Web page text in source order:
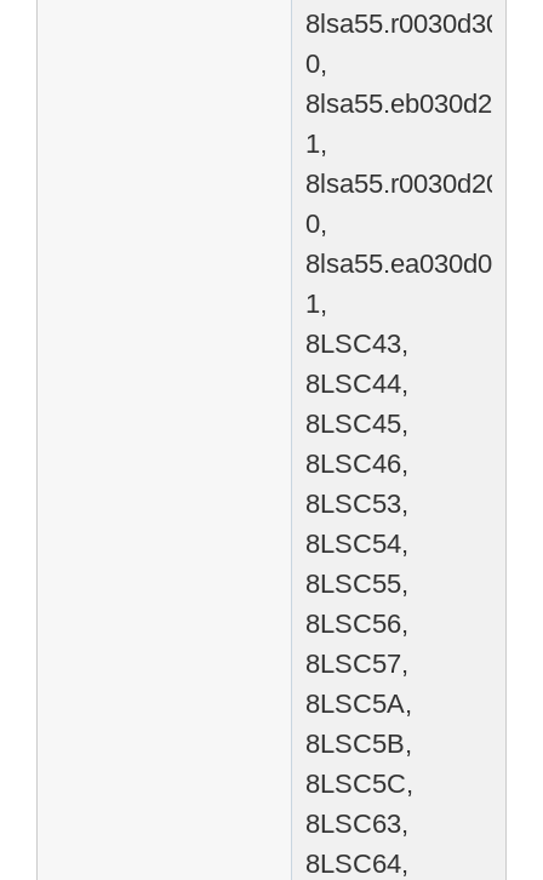
8lsa55.r0030d300-
0,
8lsa55.eb030d200-
1,
8lsa55.r0030d200-
0,
8lsa55.ea030d000-
1,
8LSC43,
8LSC44,
8LSC45,
8LSC46,
8LSC53,
8LSC54,
8LSC55,
8LSC56,
8LSC57,
8LSC5A,
8LSC5B,
8LSC5C,
8LSC63,
8LSC64,